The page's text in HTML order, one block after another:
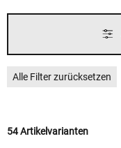
Alle Filter zurücksetzen
54 Artikelvarianten